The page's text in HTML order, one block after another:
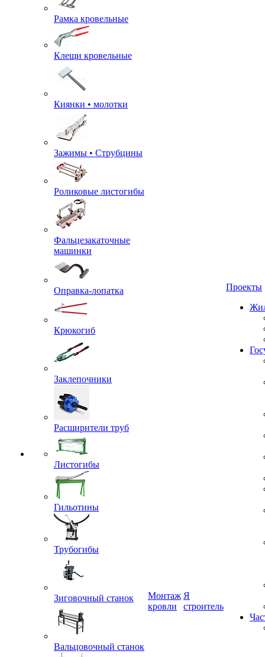
Рамка кровельные
Клещи кровельные
Киянки • молотки
Зажимы • Струбцины
Роликовые листогибы
Фальцезакаточные
машинки
Оправка-лопатка
Крюкогиб
Заклепочники
Расширители труб
Листогибы
Гильотины
Трубогибы
Зиговочный станок
Вальцовочный станок
кровли
строитель